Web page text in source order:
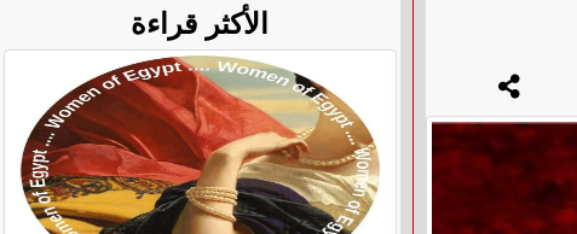
الأكثر قراءة